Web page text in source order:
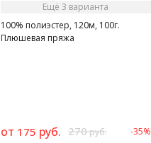
Ещё 3 варианта
100% полиэстер, 120м, 100г.
Плюшевая пряжа
от 175 руб. 270руб. -35%